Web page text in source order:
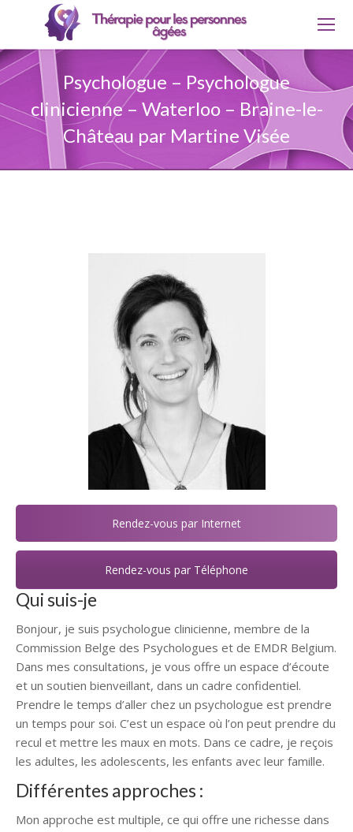
Psychologue – Psychologue
clinicienne – Waterloo – Braine-le-
Château par Martine Visée
Qui suis-je
Bonjour, je suis psychologue clinicienne, membre de la
Commission Belge des Psychologues et de EMDR Belgium.
Dans mes consultations, je vous offre un espace d’écoute
et un soutien bienveillant, dans un cadre confidentiel.
Prendre le temps d’aller chez un psychologue est prendre
un temps pour soi. C’est un espace où l’on peut prendre du
recul et mettre les maux en mots. Dans ce cadre, je reçois
les adultes, les adolescents, les enfants avec leur famille.
Différentes approches :
Mon approche est multiple, ce qui offre une richesse dans
Rendez-vous par Internet
Rendez-vous par Téléphone